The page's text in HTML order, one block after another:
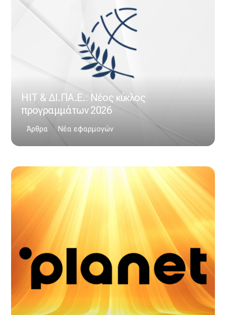
HIT & ΔΙ.ΠΑ.Ε.: Νέος κύκλος
προγραμμάτων 2026
Άρθρα Νέα εφαρμογών